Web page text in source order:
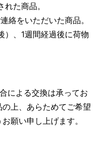
た商品。
絡をいただいた商品。
）、1週間経過後に荷物
による交換は承ってお
上、あらためてご希望
願い申し上げます。